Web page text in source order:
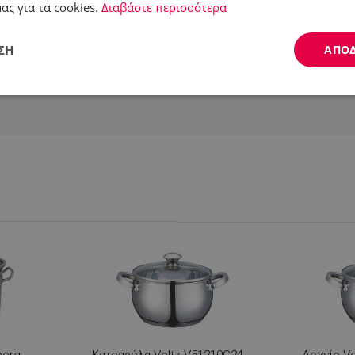
για τα cookies. Διαβάστε περισσότερα
Απόδοσης Στόχευσης Λειτουργικότητας
cookies επιτρέπουν βασικές λειτουργίες του ιστότοπου, όπως τη σύνδεση
δεν μπορεί να χρησιμοποιηθεί σωστά χωρίς τα απολύτως απαραίτητα
Προμηθευτής /
Πεδίο
Λήξη
.alleop.gr 1 μήνας